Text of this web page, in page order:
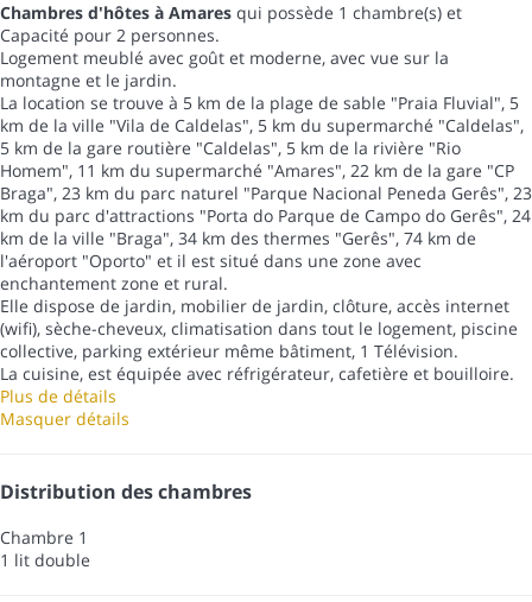
Chambres d'hôtes à Amares qui possède 1 chambre(s) et
Capacité pour 2 personnes.
Logement meublé avec goût et moderne, avec vue sur la
montagne et le jardin.
La location se trouve à 5 km de la plage de sable "Praia Fluvial", 5
km de la ville "Vila de Caldelas", 5 km du supermarché "Caldelas",
5 km de la gare routière "Caldelas", 5 km de la rivière "Rio
Homem", 11 km du supermarché "Amares", 22 km de la gare "CP
Braga", 23 km du parc naturel "Parque Nacional Peneda Gerês", 23
km du parc d'attractions "Porta do Parque de Campo do Gerês", 24
km de la ville "Braga", 34 km des thermes "Gerês", 74 km de
l'aéroport "Oporto" et il est situé dans une zone avec
enchantement zone et rural.
Elle dispose de jardin, mobilier de jardin, clôture, accès internet
(wifi), sèche-cheveux, climatisation dans tout le logement, piscine
collective, parking extérieur même bâtiment, 1 Télévision.
La cuisine, est équipée avec réfrigérateur, cafetière et bouilloire.
Plus de détails
Masquer détails
Distribution des chambres
Chambre 1
1 lit double